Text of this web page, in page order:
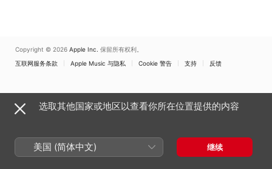
Copyright © 2026 Apple Inc. 保留所有权利。
互联网服务条款
Apple Music 与隐私 Cookie 警告 支持 反馈
选取其他国家或地区以查看你所在位置提供的内容
美国 (简体中文) 继续